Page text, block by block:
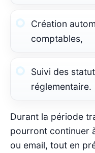
Création
comptables,
Suivi des
réglementaire.
Durant la période
pourront continuer
ou email, tout en